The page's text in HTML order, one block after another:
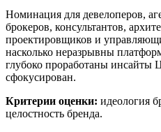
Номинация для девелоперов,
брокеров, консультантов,
проектировщиков и
насколько неразрывны
глубоко проработаны инсайты
сфокусирован.
Критерии оценки: идеология
целостность бренда.